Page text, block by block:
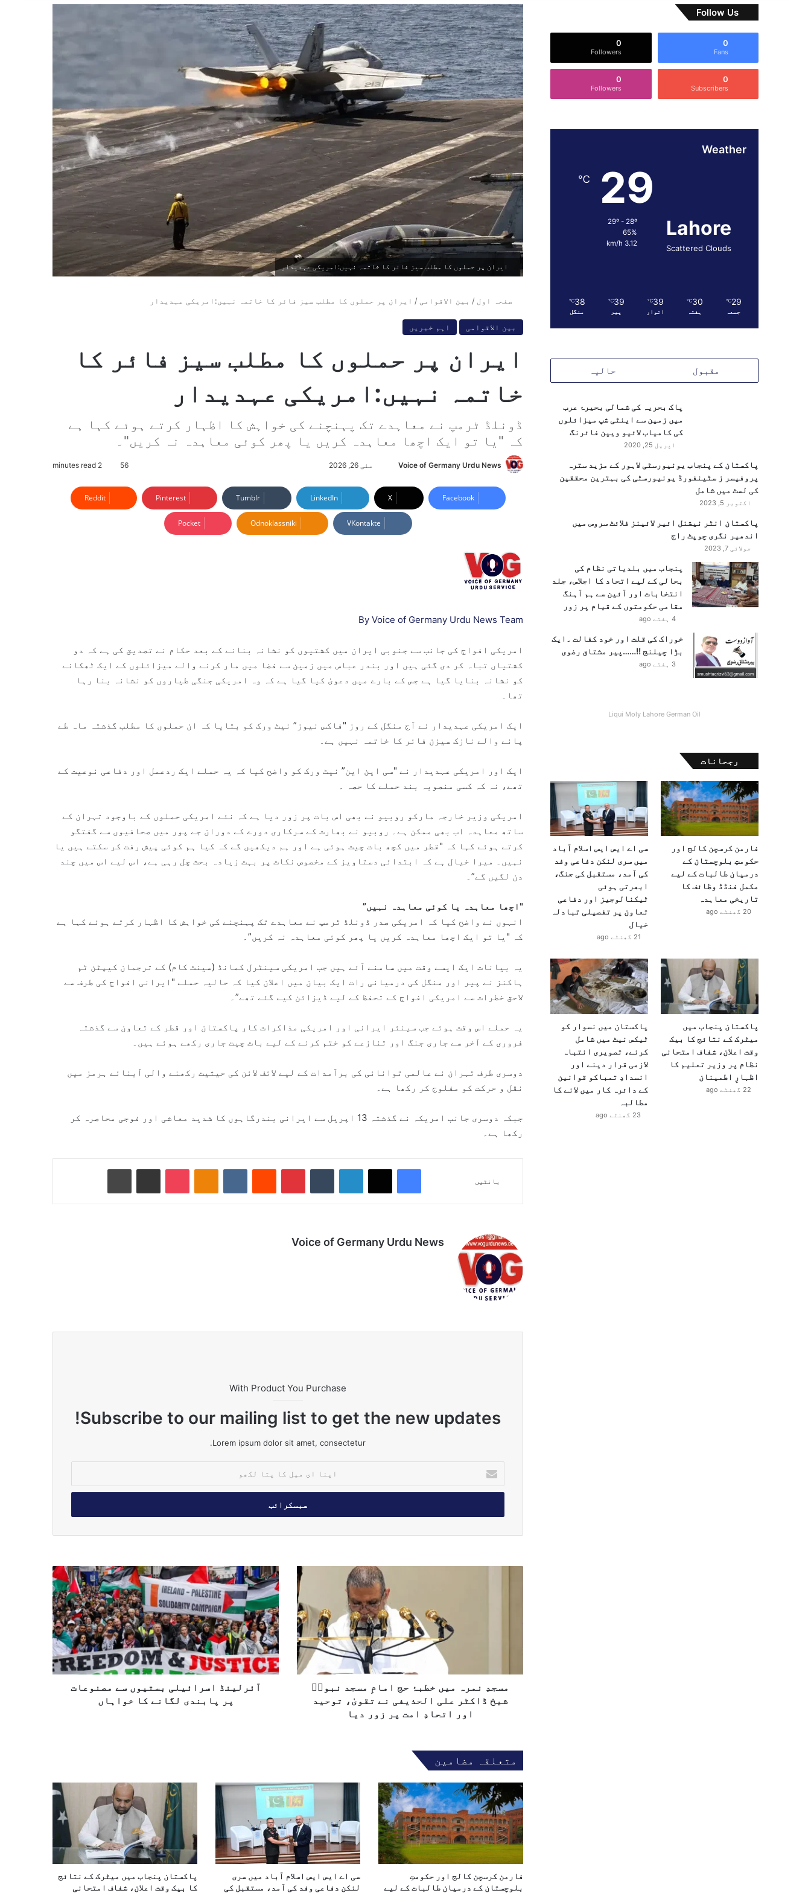
ایران پر حملوں کا مطلب سیز فائر کا خاتمہ نہیں:امریکی عہدیدار
صفحہ اول / بین الاقوامی / ایران پر حملوں کا مطلب سیز فائر کا خاتمہ نہیں:امریکی عہدیدار
بین الاقوامی اہم خبریں
ایران پر حملوں کا مطلب سیز فائر کا
خاتمہ نہیں:امریکی عہدیدار
ڈونلڈ ٹرمپ نے معاہدے تک پہنچنے کی خواہش کا اظہار کرتے ہوئے کہا ہے
کہ "یا تو ایک اچھا معاہدہ کریں یا پھر کوئی معاہدہ نہ کریں"۔
Voice of Germany Urdu News
n
d
n
مئی 26, 2026 56
Facebook
X
LinkedIn
Tumblr
Pinterest
Reddit
VKontakte
Odnoklassniki
Pocket
By Voice of Germany Urdu News Team
امریکی افواج کی جانب سے جنوبی ایران میں کشتیوں کو نشانہ بنانے کے بعد حکام نے تصدیق کی ہے کہ دو
کشتیاں تباہ کر دی گئی ہیں اور بندر عباس میں زمین سے فضا میں مار کرنے والے میزائلوں کے ایک ٹھکانے
کو نشانہ بنایا گیا ہے جس کے بارے میں دعویٰ کیا گیا ہے کہ وہ امریکی جنگی طیاروں کو نشانہ بنا رہا
تھا۔
ایک امریکی عہدیدار نے آج منگل کے روز "فاکس نیوز” نیٹ ورک کو بتایا کہ ان حملوں کا مطلب گذشتہ ماہ طے
پانے والے نازک سیزن فائر کا خاتمہ نہیں ہے۔
ایک اور امریکی عہدیدار نے "سی این این” نیٹ ورک کو واضح کیا کہ یہ حملے ایک ردعمل اور دفاعی نوعیت کے
تھے، نہ کہ کسی منصوبہ بند حملے کا حصہ ۔
امریکی وزیر خارجہ مارکو روبیو نے بھی اس بات پر زور دیا ہے کہ نئے امریکی حملوں کے باوجود تہران کے
ساتھ معاہدہ اب بھی ممکن ہے۔ روبیو نے بھارت کے سرکاری دورے کے دوران جے پور میں صحافیوں سے گفتگو
کرتے ہوئے کہا کہ "قطر میں کچھ بات چیت ہوئی ہے اور ہم دیکھیں گے کہ کیا ہم کوئی پیش رفت کر سکتے ہیں یا
نہیں۔ میرا خیال ہے کہ ابتدائی دستاویز کے مخصوص نکات پر بہت زیادہ بحث چل رہی ہے، اس لیے اس میں چند
دن لگیں گے”۔
"اچھا معاہدہ یا کوئی معاہدہ نہیں”
انہوں نے واضح کیا کہ امریکی صدر ڈونلڈ ٹرمپ نے معاہدے تک پہنچنے کی خواہش کا اظہار کرتے ہوئے کہا ہے
کہ "یا تو ایک اچھا معاہدہ کریں یا پھر کوئی معاہدہ نہ کریں”۔
یہ بیانات ایک ایسے وقت میں سامنے آئے ہیں جب امریکی سینٹرل کمانڈ (سینٹ کام) کے ترجمان کیپٹن ٹم
ہاکنز نے پیر اور منگل کی درمیانی رات ایک بیان میں اعلان کیا کہ حالیہ حملے "ایرانی افواج کی طرف سے
لاحق خطرات سے امریکی افواج کے تحفظ کے لیے ڈیزائن کیے گئے تھے”۔
یہ حملے اس وقت ہوئے جب سینئر ایرانی اور امریکی مذاکرات کار پاکستان اور قطر کے تعاون سے گذشتہ
فروری کے آخر سے جاری جنگ اور تنازعے کو ختم کرنے کے لیے بات چیت جاری رکھے ہوئے ہیں۔
دوسری طرف تہران نے عالمی توانائی کی برآمدات کے لیے لائف لائن کی حیثیت رکھنے والی آبنائے ہرمز میں
نقل و حرکت کو مفلوج کر رکھا ہے۔
جبکہ دوسری جانب امریکہ نے گذشتہ 13 اپریل سے ایرانی بندرگاہوں کا شدید معاشی اور فوجی محاصرہ کر
رکھا ہے۔
بانٹیں
X
LinkedIn
VKontakte ای میل کے ذریعے شیئر کریں
Voice of Germany Urdu News
With Product You Purchase
Subscribe to our mailing list to get the new updates!
Lorem ipsum dolor sit amet, consectetur.
ن
ا
ل
م
ۂ
ا
م
ا
مِ
م
س
ج
د
ن
مسجدِ نمرہ میں خطبۂ حج امامِ مسجد نبویؐ
شیخ ڈاکٹر علی الحذیفی نے تقویٰ، توحید
اور اتحادِ امت پر زور دیا
آ
ئ
ر
ل
ی
ن
ڈ
ا
س
ت
ی
ں
س
م
ص
ن
آئرلینڈ اسرائیلی بستیوں سے مصنوعات
پر پابندی لگانے کا خواہاں
متعلقہ مضامین
فارمن کرسچن کالج اور حکومتِ
بلوچستان کے درمیان طالبات کے لیے
سی اے ایس ایس اسلام آباد میں سری
لنکن دفاعی وفد کی آمد، مستقبل کی
پاکستان پنجاب میں میٹرک کے نتائج
کا بیک وقت اعلان، شفاف امتحانی
Follow Us
0
Fans
0
Followers
0
Subscribers
0
Followers
Weather
Lahore
Scattered Clouds
29
℃
29º - 28º
65%
3.12 km/h
29
℃
جمعہ
30
℃
ہفتہ
39
℃
اتوار
39
℃
پیر
38
℃
منگل
مقبول حالیہ
پاک بحریہ کی شمالی بحیرۂ عرب
میں زمین سے اینٹی شپ میزائلوں
کی کامیاب لائیو ویپن فائرنگ
اپریل 25, 2020
پاکستان کے پنجاب یونیورسٹی لاہور کے مزید سترہ
پروفیسر ز سٹینفورڈ یونیورسٹی کی بہترین محققین
کی لسٹ میں شامل
اکتوبر 5, 2023
پاکستان انٹر نیشنل ائیر لائینز فلائٹ سروس میں
اندھیر نگری چوپٹ راج
جولائی 7, 2023
پنجاب میں بلدیاتی نظام کی
بحالی کے لیے اتحاد کا اجلاس، جلد
انتخابات اور آئین سے ہم آہنگ
مقامی حکومتوں کے قیام پر زور
4 ہفتے ago
خوراک کی قلت اور خود کفالت ۔ایک
بڑا چیلنج !!……پیر مشتاق رضوی
3 ہفتے ago
Liqui Moly Lahore German Oil
رجحانات
فارمن کرسچن کالج اور
حکومتِ بلوچستان کے
درمیان طالبات کے لیے
مکمل فنڈڈ وظائف کا
تاریخی معاہدہ
20 گھنٹے ago
سی اے ایس ایس اسلام آباد
میں سری لنکن دفاعی وفد
کی آمد، مستقبل کی جنگ،
ابھرتی ہوئی
ٹیکنالوجیز اور دفاعی
تعاون پر تفصیلی تبادلہ
خیال
21 گھنٹے ago
پاکستان پنجاب میں
میٹرک کے نتائج کا بیک
وقت اعلان، شفاف امتحانی
نظام پر وزیر تعلیم کا
اظہارِ اطمینان
22 گھنٹے ago
پاکستان میں نسوار کو
ٹیکس نیٹ میں شامل
کرنے، تصویری انتباہ
لازمی قرار دینے اور
انسدادِ تمباکو قوانین
کے دائرہ کار میں لانے کا
مطالبہ
23 گھنٹے ago